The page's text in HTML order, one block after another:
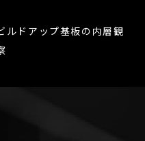
ルドアップ基板の内層観